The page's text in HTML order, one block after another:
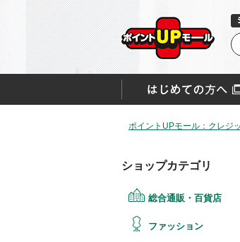
ポイントUPモール：クレジ
ショップカテゴリ
総合通販・百貨店
ファッション